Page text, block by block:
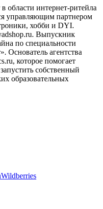
интернет-ритейла
управляющим партнером
хобби и DYI.
Выпускник
по специальности
Основатель агентства
которое помогает
собственный
образовательных
Wildberries